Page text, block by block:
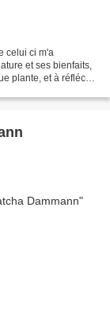
celui ci m'a
et ses bienfaits,
plante, et à réfléchir